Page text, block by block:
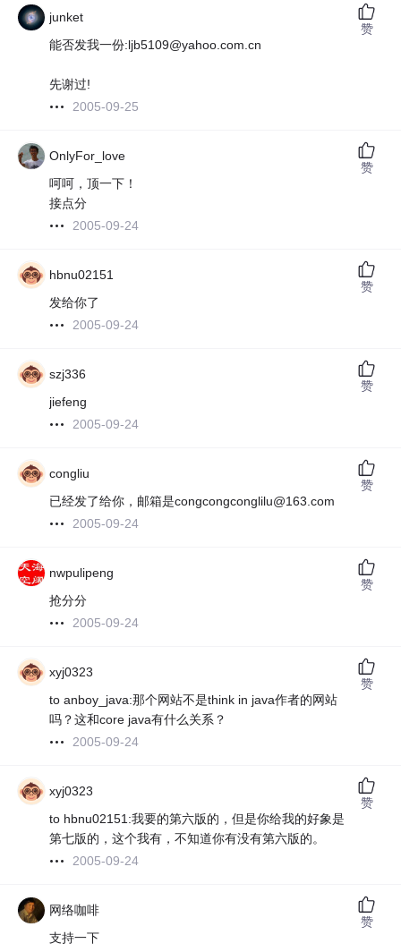
junket
能否发我一份:ljb5109@yahoo.com.cn
先谢过!
2005-09-25
赞
OnlyFor_love
呵呵，顶一下！
接点分
2005-09-24
赞
hbnu02151
发给你了
2005-09-24
赞
szj336
jiefeng
2005-09-24
赞
congliu
已经发了给你，邮箱是congcongconglilu@163.com
2005-09-24
赞
nwpulipeng
抢分分
2005-09-24
赞
xyj0323
to anboy_java:那个网站不是think in java作者的网站
吗？这和core java有什么关系？
2005-09-24
赞
xyj0323
to hbnu02151:我要的第六版的，但是你给我的好象是
第七版的，这个我有，不知道你有没有第六版的。
2005-09-24
赞
网络咖啡
支持一下
赞